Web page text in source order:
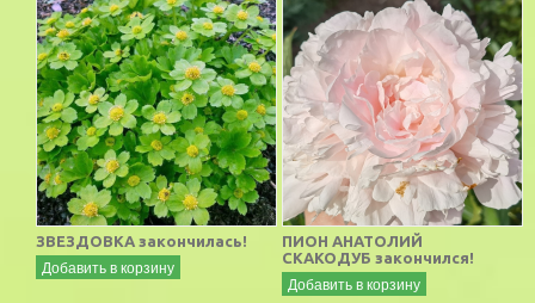
ЗВЕЗДОВКА закончилась!
Добавить в корзину
ПИОН АНАТОЛИЙ
СКАКОДУБ закончился!
Добавить в корзину